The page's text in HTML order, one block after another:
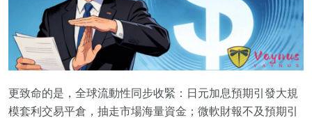
更致命的是，全球流動性同步收緊：日元加息預期引發大規
模套利交易平倉，抽走市場海量資金；微軟財報不及預期引